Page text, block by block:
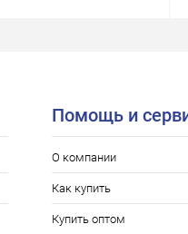
Помощь и
О компании
Как купить
Купить оптом